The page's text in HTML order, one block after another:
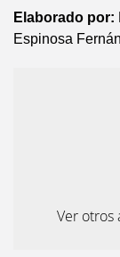
Elaborado por:
Espinosa
Ver otros